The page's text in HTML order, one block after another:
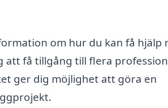
om hur du kan få hjälp
att få tillgång till flera
ger dig möjlighet att göra en